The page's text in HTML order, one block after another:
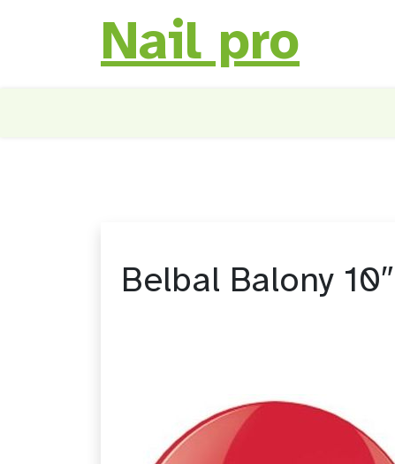
Nail pro
Belbal Balony